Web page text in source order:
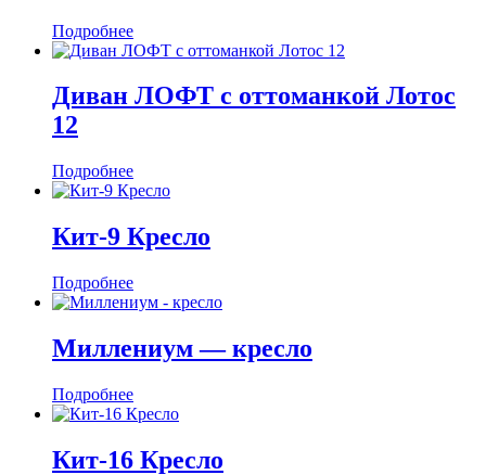
Подробнее
Диван ЛОФТ с оттоманкой Лотос
12
Подробнее
Кит-9 Кресло
Подробнее
Миллениум — кресло
Подробнее
Кит-16 Кресло